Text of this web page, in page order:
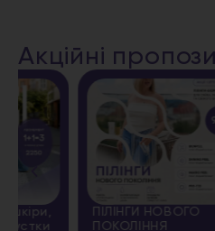
Акційні
ПІЛІНГИ НОВОГО
ПОКОЛІННЯ